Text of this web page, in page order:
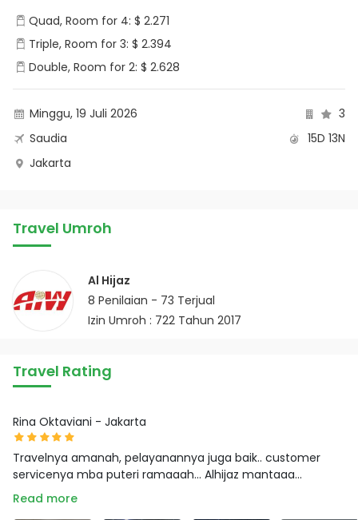
Quad, Room for 4: $ 2.271
Triple, Room for 3: $ 2.394
Double, Room for 2: $ 2.628
Minggu, 19 Juli 2026
Saudia
Jakarta
3
15D 13N
Travel Umroh
Al Hijaz
8 Penilaian - 73 Terjual
Izin Umroh : 722 Tahun 2017
Travel Rating
Rina Oktaviani - Jakarta
Travelnya amanah, pelayanannya juga baik.. customer
servicenya mba puteri ramaaah... Alhijaz mantaaa...
Read more